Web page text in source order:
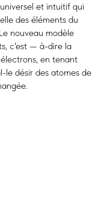
et intuitif qui
des éléments du
nouveau modèle
c'est — à-dire la
en tenant
désir des atomes de